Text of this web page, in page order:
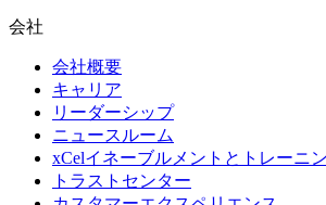
会社
会社概要
キャリア
リーダーシップ
ニュースルーム
xCelイネーブルメントとトレーニ
トラストセンター